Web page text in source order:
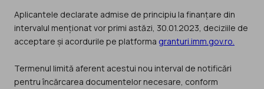
Aplicantele declarate admise de principiu la finanțare din
intervalul menționat vor primi astăzi, 30.01.2023, deciziile de
acceptare și acordurile pe platforma granturi.imm.gov.ro.
Termenul limită aferent acestui nou interval de notificări
pentru încărcarea documentelor necesare, conform